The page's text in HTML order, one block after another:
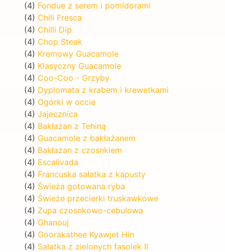
(4) Fondue z serem i pomidorami
(4) Chili Fresca
(4) Chilli Dip
(4) Chop Steak
(4) Kremowy Guacamole
(4) Klasyczny Guacamole
(4) Coo-Coo - Grzyby
(4) Dyplomata z krabem i krewetkami
(4) Ogórki w occie
(4) Jajecznica
(4) Bakłażan z Tehiną
(4) Guacamole z bakłażanem
(4) Bakłażan z czosnkiem
(4) Escalivada
(4) Francuska sałatka z kapusty
(4) Świeża gotowana ryba
(4) Świeże przecierki truskawkowe
(4) Zupa czosnkowo-cebulowa
(4) Ghanouj
(4) Goorakathee Kyawjet Hin
(4) Sałatka z zielonych fasolek II